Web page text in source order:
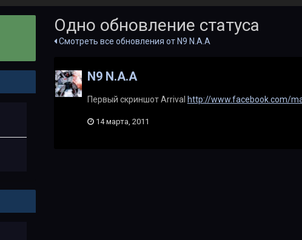
Одно обновление статуса
Смотреть все обновления от N9 N.A.A
N9 N.A.A
Первый скриншот Arrival http://www.facebook.com/
14 марта, 2011